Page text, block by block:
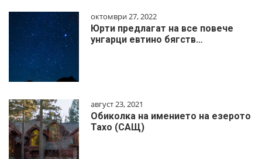
октомври 27, 2022
Юрти предлагат на все повече
унгарци евтино бягств…
август 23, 2021
Обиколка на имението на езерото
Тахо (САЩ)